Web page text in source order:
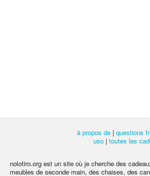
à propos de | questions
uso | toutes les
nolotiro.org est un site où je cherche des
meubles de seconde main, des chaises, des